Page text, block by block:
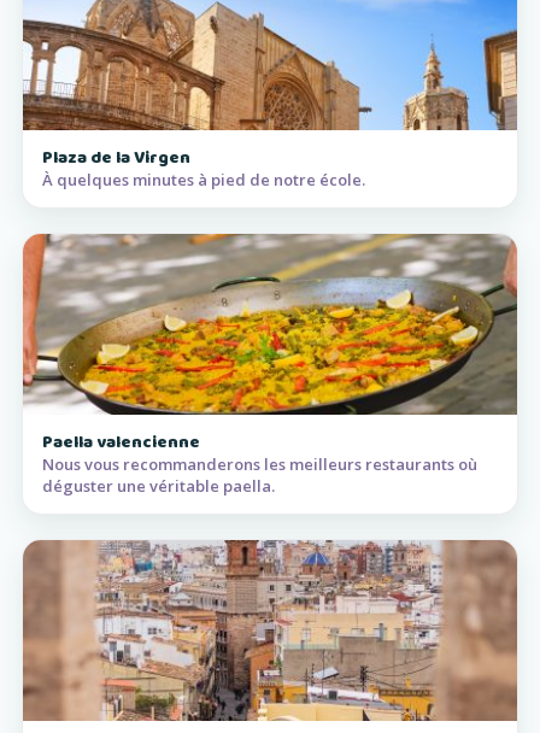
Plaza de la Virgen
À quelques minutes à pied de notre école.
Paella valencienne
Nous vous recommanderons les meilleurs restaurants où
déguster une véritable paella.